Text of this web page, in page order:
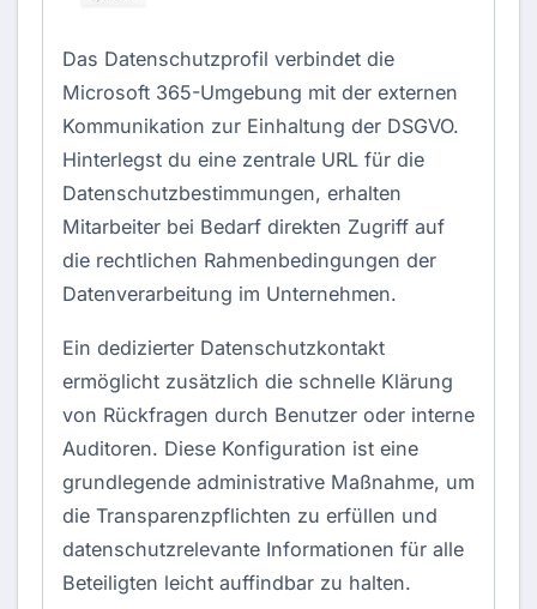
Das Datenschutzprofil verbindet die
Microsoft 365-Umgebung mit der externen
Kommunikation zur Einhaltung der DSGVO.
Hinterlegst du eine zentrale URL für die
Datenschutzbestimmungen, erhalten
Mitarbeiter bei Bedarf direkten Zugriff auf
die rechtlichen Rahmenbedingungen der
Datenverarbeitung im Unternehmen.
Ein dedizierter Datenschutzkontakt
ermöglicht zusätzlich die schnelle Klärung
von Rückfragen durch Benutzer oder interne
Auditoren. Diese Konfiguration ist eine
grundlegende administrative Maßnahme, um
die Transparenzpflichten zu erfüllen und
datenschutzrelevante Informationen für alle
Beteiligten leicht auffindbar zu halten.